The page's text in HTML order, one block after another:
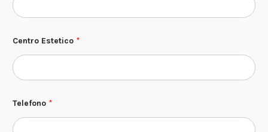
Centro Estetico *
Telefono *